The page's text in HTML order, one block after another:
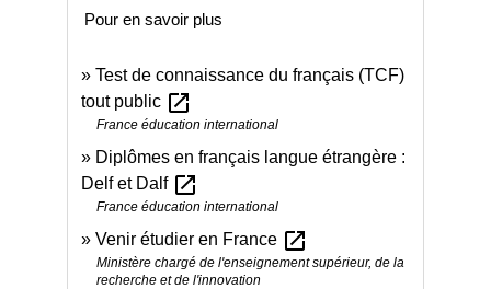
Pour en savoir plus
Test de connaissance du français (TCF)
tout public open_in_new
France éducation international
Diplômes en français langue étrangère :
Delf et Dalf open_in_new
France éducation international
Venir étudier en France open_in_new
Ministère chargé de l'enseignement supérieur, de la
recherche et de l'innovation